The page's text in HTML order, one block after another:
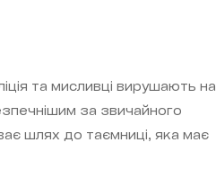
та мисливці вирушають на
за звичайного
шлях до таємниці, яка має